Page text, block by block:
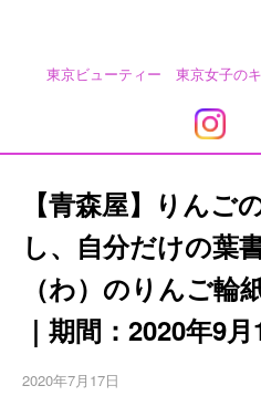
東京ビューティー 東京女子の
【青森屋】りんご
し、自分だけの葉
（わ）のりんご輪
｜期間：2020年9
2020年7月17日